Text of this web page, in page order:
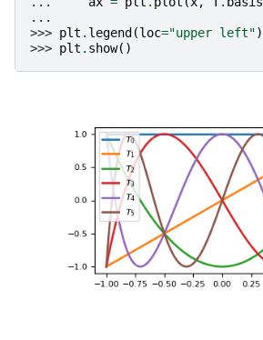
...
>>> plt . legend(loc="upper left")
>>> plt . show()